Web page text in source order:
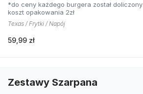
*do ceny każdego burgera został doliczony
koszt opakowania 2zł
Texas / Frytki / Napój
59,99 zł
Zestawy Szarpana